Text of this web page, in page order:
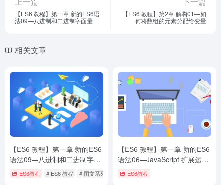
【ES6 教程】第一章 新的ES6语
法09—八进制和二进制字面量
【ES6 教程】第2章 解构01—如
何将数组的元素分配给变量
相关文章
【ES6 教程】第一章 新的ES6
语法09—八进制和二进制字面
量 ES6教程 # ES6 教程 # 图文系列教程
【ES6 教程】第一章 新的ES6
语法06—JavaScript 扩展运算
符 ES6教程